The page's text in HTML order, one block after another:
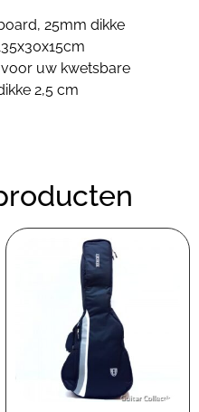
25mm dikke
uw kwetsbare
2,5 cm